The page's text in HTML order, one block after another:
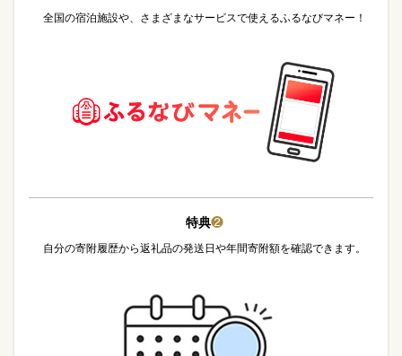
全国の宿泊施設や、さまざまなサービスで使えるふるなびマネー！
特典❷
自分の寄附履歴から返礼品の発送日や年間寄附額を確認できます。